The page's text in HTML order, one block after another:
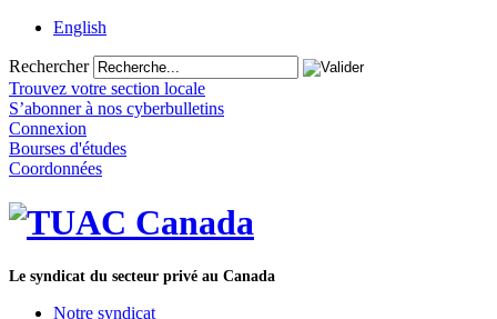
English
Rechercher
Trouvez votre section locale
S’abonner à nos cyberbulletins
Connexion
Bourses d'études
Coordonnées
Le syndicat du secteur privé au Canada
Notre syndicat